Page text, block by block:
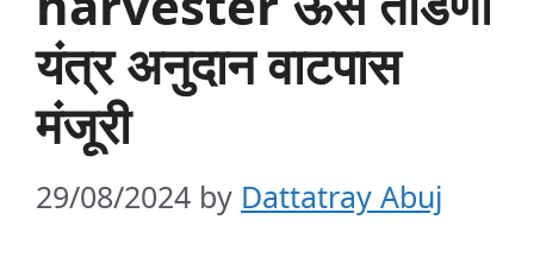
यंत्र अनुदान वाटपास
मंजूरी
29/08/2024 by Dattatray Abuj